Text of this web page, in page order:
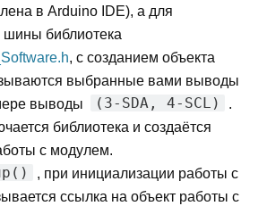
в Arduino IDE), а для
библиотека
, с созданием объекта
выбранные вами выводы
выводы
(3-SDA, 4-SCL)
.
библиотека и создаётся
с модулем.
, при инициализации работы с
ссылка на объект работы с